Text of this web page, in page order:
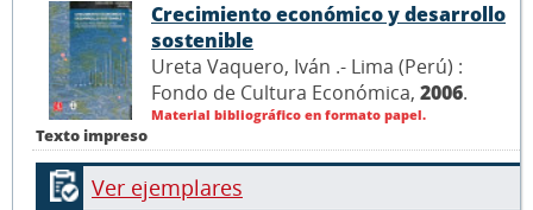
Texto impreso
Crecimiento económico y desarrollo
sostenible
Ureta Vaquero, Iván .- Lima (Perú) :
Fondo de Cultura Económica, 2006.
Material bibliográfico en formato papel.
Ver ejemplares